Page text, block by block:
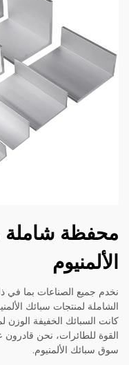
محفظة شاملة
الألمنيوم
نخدم جميع الصناعات بما في
كانت السبائك الخفيفة الوزن
القوة للطائرات، نحن قادرون
سوق سبائك الألمنيوم.